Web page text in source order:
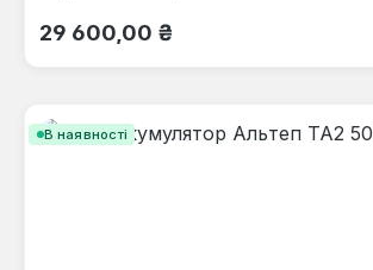
Звичайна ціна:
29 600,00 ₴
В наявності